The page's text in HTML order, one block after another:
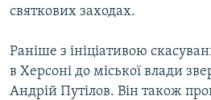
святкових заходах.
Раніше з ініціативою
в Херсоні до міської влади
Андрій Путілов. Він також